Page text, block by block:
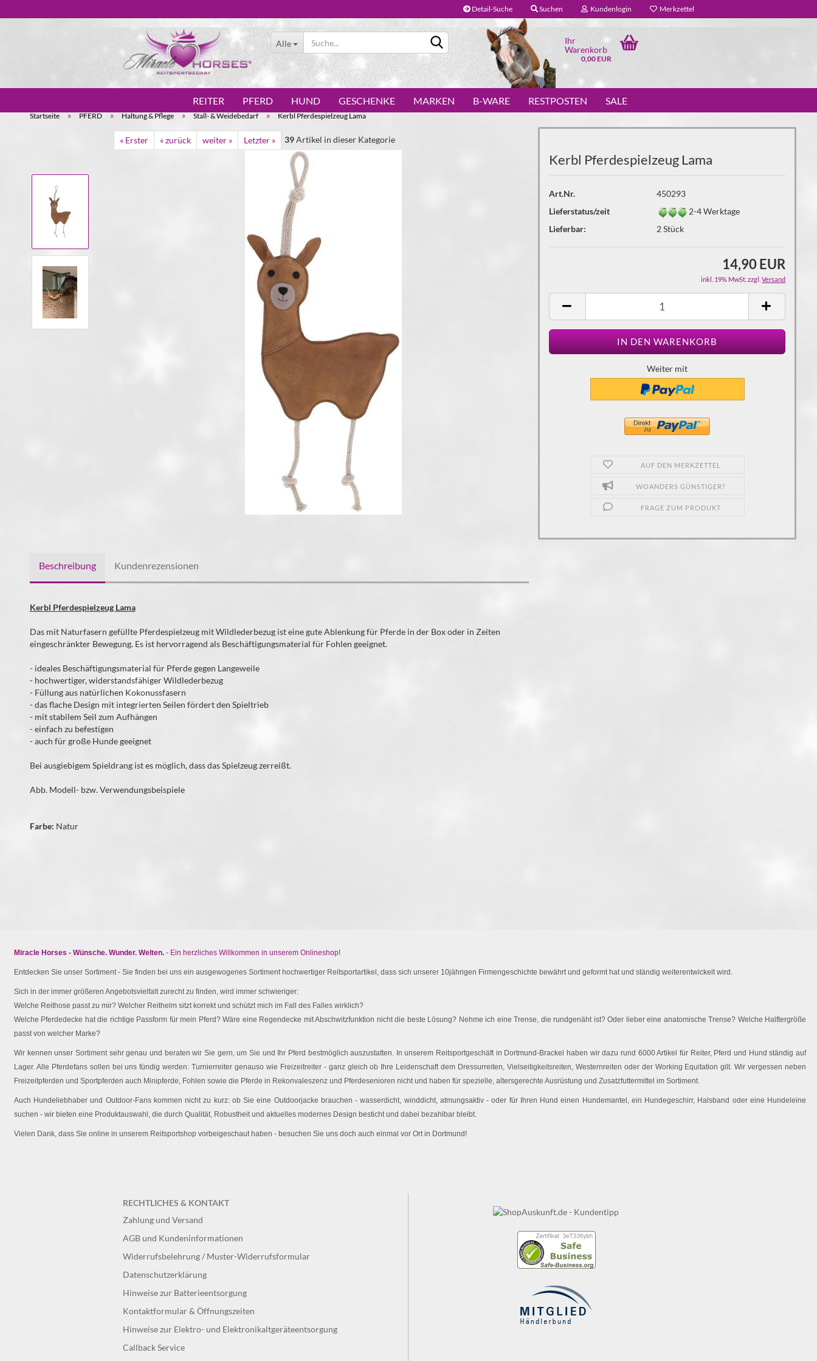
Detail-Suche Suchen Kundenlogin Merkzettel
Alle
Ihr
Warenkorb
0,00 EUR
REITER PFERD HUND GESCHENKE MARKEN B-WARE RESTPOSTEN SALE
Startseite » PFERD » Haltung & Pflege » Stall- & Weidebedarf » Kerbl Pferdespielzeug Lama
« Erster « zurück weiter » Letzter » 39Artikel in dieser Kategorie
Kerbl Pferdespielzeug Lama
Art.Nr.
450293
Lieferstatus/zeit
2-4 Werktage
Lieferbar:
2Stück
14,90 EUR
inkl. 19% MwSt. zzgl.Versand
Weiter mit
AUF DEN MERKZETTEL
WOANDERS GÜNSTIGER?
FRAGE ZUM PRODUKT
Beschreibung Kundenrezensionen
Kerbl Pferdespielzeug Lama
Das mit Naturfasern gefüllte Pferdespielzeug mit Wildlederbezug ist eine gute Ablenkung für Pferde in der Box oder in Zeiten
eingeschränkter Bewegung. Es ist hervorragend als Beschäftigungsmaterial für Fohlen geeignet.
- ideales Beschäftigungsmaterial für Pferde gegen Langeweile
- hochwertiger, widerstandsfähiger Wildlederbezug
- Füllung aus natürlichen Kokonussfasern
- das flache Design mit integrierten Seilen fördert den Spieltrieb
- mit stabilem Seil zum Aufhängen
- einfach zu befestigen
- auch für große Hunde geeignet
Bei ausgiebigem Spieldrang ist es möglich, dass das Spielzeug zerreißt.
Abb. Modell- bzw. Verwendungsbeispiele
Farbe: Natur
Miracle Horses - Wünsche. Wunder. Welten. - Ein herzliches Willkommen in unserem Onlineshop!
Entdecken Sie unser Sortiment - Sie finden bei uns ein ausgewogenes Sortiment hochwertiger Reitsportartikel, dass sich unserer 10jährigen Firmengeschichte bewährt und geformt hat und ständig weiterentwickelt wird.
Sich in der immer größeren Angebotsvielfalt zurecht zu finden, wird immer schwieriger:
Welche Reithose passt zu mir? Welcher Reithelm sitzt korrekt und schützt mich im Fall des Falles wirklich?
Welche Pferdedecke hat die richtige Passform für mein Pferd? Wäre eine Regendecke mit Abschwitzfunktion nicht die beste Lösung? Nehme ich eine Trense, die rundgenäht ist? Oder lieber eine anatomische Trense? Welche Halftergröße
passt von welcher Marke?
Wir kennen unser Sortiment sehr genau und beraten wir Sie gern, um Sie und Ihr Pferd bestmöglich auszustatten. In unserem Reitsportgeschäft in Dortmund-Brackel haben wir dazu rund 6000 Artikel für Reiter, Pferd und Hund ständig auf
Lager. Alle Pferdefans sollen bei uns fündig werden: Turnierreiter genauso wie Freizeitreiter - ganz gleich ob Ihre Leidenschaft dem Dressurreiten, Vielseitigkeitsreiten, Westernreiten oder der Working Equitation gilt. Wir vergessen neben
Freizeitpferden und Sportpferden auch Minipferde, Fohlen sowie die Pferde in Rekonvaleszenz und Pferdesenioren nicht und haben für spezielle, altersgerechte Ausrüstung und Zusatzfuttermittel im Sortiment.
Auch Hundeliebhaber und Outdoor-Fans kommen nicht zu kurz: ob Sie eine Outdoorjacke brauchen - wasserdicht, winddicht, atmungsaktiv - oder für Ihren Hund einen Hundemantel, ein Hundegeschirr, Halsband oder eine Hundeleine
suchen - wir bieten eine Produktauswahl, die durch Qualität, Robustheit und aktuelles modernes Design besticht und dabei bezahlbar bleibt.
Vielen Dank, dass Sie online in unserem Reitsportshop vorbeigeschaut haben - besuchen Sie uns doch auch einmal vor Ort in Dortmund!
RECHTLICHES & KONTAKT
Zahlung und Versand
AGB und Kundeninformationen
Widerrufsbelehrung / Muster-Widerrufsformular
Datenschutzerklärung
Hinweise zur Batterieentsorgung
Kontaktformular & Öffnungszeiten
Hinweise zur Elektro- und Elektronikaltgeräteentsorgung
Callback Service